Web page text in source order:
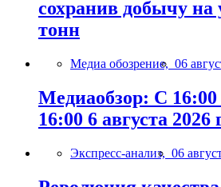
сохранив добычу на
тонн
Медиа обозрение, 06
Медиаобзор: С 16:00
16:00 6 августа 2026
Экспресс-анализ, 06